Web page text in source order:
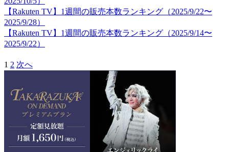
【Rakuten TV】1週間の販売本数ランキング（2025/9/22〜
2025/9/28）
【Rakuten TV】1週間の販売本数ランキング（2025/9/14〜
2025/9/22）
1 2 次へ